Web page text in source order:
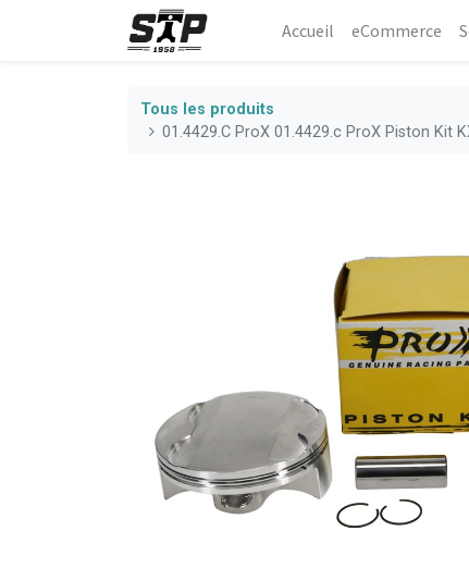
Accueil eCommerce​
Tous les produits
01.4429.C ProX 01.4429.c ProX Piston Kit